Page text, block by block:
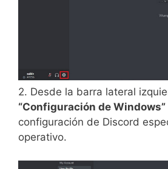
2. Desde la barra lateral
“Configuración de Windows”
configuración de Discord
operativo.